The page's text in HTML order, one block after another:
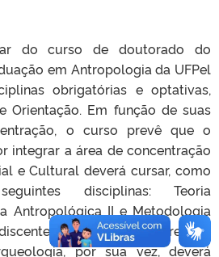
do curso de doutorado do
em Antropologia da UFPel
obrigatórias e optativas,
Orientação. Em função de suas
o curso prevê que o
integrar a área de concentração
e Cultural deverá cursar, como
disciplinas: Teoria
Antropológica II e Metodologia
que optar pela área de
por sua vez, deverá